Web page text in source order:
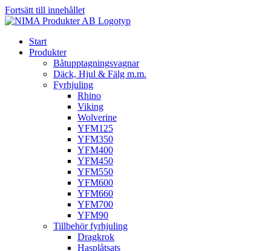
Fortsätt till innehållet
Start
Produkter
Båtupptagningsvagnar
Däck, Hjul & Fälg m.m.
Fyrhjuling
Rhino
Viking
Wolverine
YFM125
YFM350
YFM400
YFM450
YFM550
YFM600
YFM660
YFM700
YFM90
Tillbehör fyrhjuling
Dragkrok
Hasplåtsats